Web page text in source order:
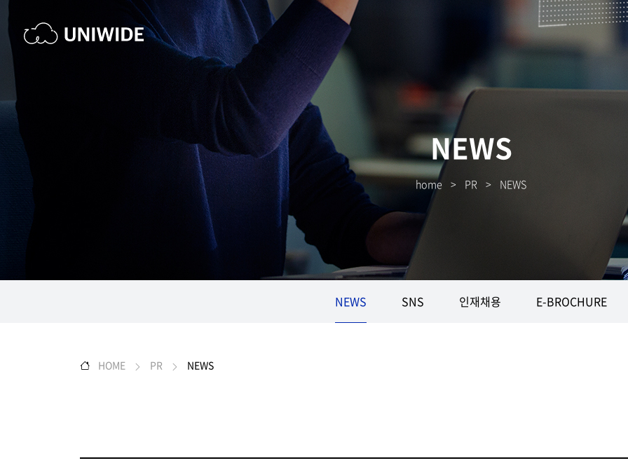
NEWS
home > PR > NEWS
NEWS SNS 인재채용 E-BROCHURE
HOME PR NEWS